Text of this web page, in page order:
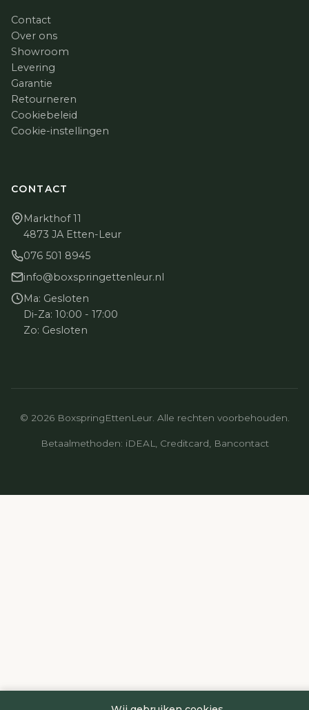
Contact
Over ons
Showroom
Levering
Garantie
Retourneren
Cookiebeleid
Cookie-instellingen
CONTACT
Markthof 11
4873 JA Etten-Leur
076 501 8945
info@boxspringettenleur.nl
Ma: Gesloten
Di-Za: 10:00 - 17:00
Zo: Gesloten
© 2026 BoxspringEttenLeur. Alle rechten voorbehouden.
Betaalmethoden: iDEAL, Creditcard, Bancontact